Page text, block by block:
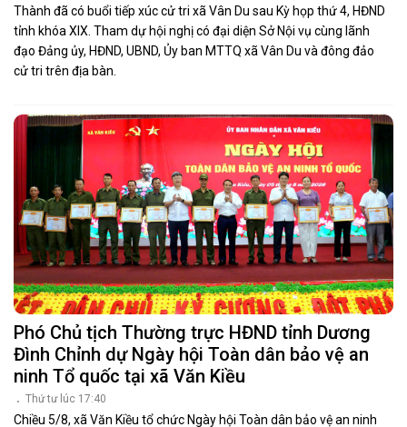
Thành đã có buổi tiếp xúc cử tri xã Vân Du sau Kỳ họp thứ 4, HĐND
tỉnh khóa XIX. Tham dự hội nghị có đại diện Sở Nội vụ cùng lãnh
đạo Đảng ủy, HĐND, UBND, Ủy ban MTTQ xã Vân Du và đông đảo
cử tri trên địa bàn.
Phó Chủ tịch Thường trực HĐND tỉnh Dương
Đình Chỉnh dự Ngày hội Toàn dân bảo vệ an
ninh Tổ quốc tại xã Văn Kiều
Thứ tư lúc 17:40
Chiều 5/8, xã Văn Kiều tổ chức Ngày hội Toàn dân bảo vệ an ninh